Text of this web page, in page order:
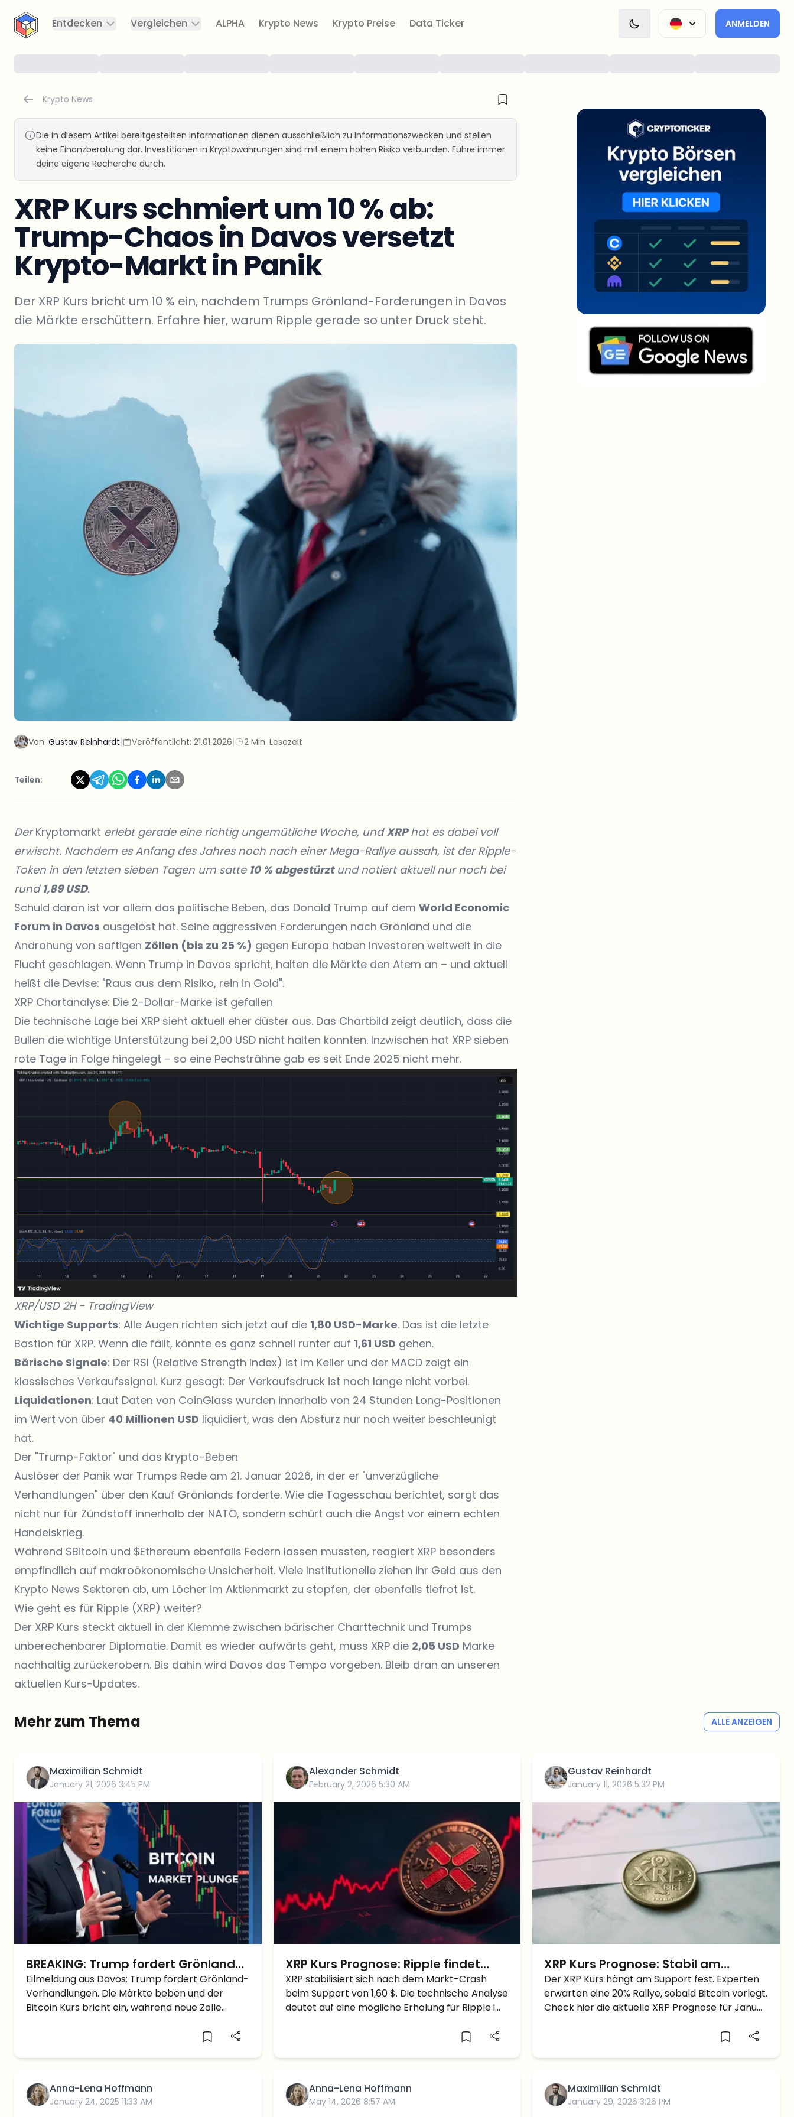
CryptoTicker
Entdecken
Vergleichen ALPHA Krypto News Krypto Preise Data Ticker ANMELDEN
Krypto News
Die in diesem Artikel bereitgestellten Informationen dienen ausschließlich zu Informationszwecken und stellen
keine Finanzberatung dar. Investitionen in Kryptowährungen sind mit einem hohen Risiko verbunden. Führe immer
deine eigene Recherche durch.
XRP Kurs schmiert um 10 % ab:
Trump-Chaos in Davos versetzt
Krypto-Markt in Panik
Der XRP Kurs bricht um 10 % ein, nachdem Trumps Grönland-Forderungen in Davos
die Märkte erschüttern. Erfahre hier, warum Ripple gerade so unter Druck steht.
Von: Gustav Reinhardt| Veröffentlicht: 21.01.2026| 2 Min. Lesezeit
Teilen:
DerKryptomarkt erlebt gerade eine richtig ungemütliche Woche, undXRPhat es dabei voll
erwischt. Nachdem es Anfang des Jahres noch nach einer Mega-Rallye aussah, ist der Ripple-
Token in den letzten sieben Tagen um satte 10 % abgestürztund notiert aktuell nur noch bei
rund 1,89 USD.
Schuld daran ist vor allem das politische Beben, das Donald Trump auf dem World Economic
Forum in Davos ausgelöst hat. Seine aggressiven Forderungen nach Grönland und die
Androhung von saftigen Zöllen (bis zu 25 %) gegen Europa haben Investoren weltweit in die
Flucht geschlagen. Wenn Trump in Davos spricht, halten die Märkte den Atem an – und aktuell
heißt die Devise: "Raus aus dem Risiko, rein in Gold".
XRP Chartanalyse: Die 2-Dollar-Marke ist gefallen
Die technische Lage bei XRP sieht aktuell eher düster aus. Das Chartbild zeigt deutlich, dass die
Bullen die wichtige Unterstützung bei 2,00 USD nicht halten konnten. Inzwischen hat XRP sieben
rote Tage in Folge hingelegt – so eine Pechsträhne gab es seit Ende 2025 nicht mehr.
XRP/USD 2H - TradingView
Wichtige Supports: Alle Augen richten sich jetzt auf die 1,80 USD-Marke. Das ist die letzte
Bastion für XRP. Wenn die fällt, könnte es ganz schnell runter auf 1,61 USD gehen.
Bärische Signale: Der RSI (Relative Strength Index) ist im Keller und der MACD zeigt ein
klassisches Verkaufssignal. Kurz gesagt: Der Verkaufsdruck ist noch lange nicht vorbei.
Liquidationen: Laut Daten von CoinGlass wurden innerhalb von 24 Stunden Long-Positionen
im Wert von über 40 Millionen USD liquidiert, was den Absturz nur noch weiter beschleunigt
hat.
Der "Trump-Faktor" und das Krypto-Beben
Auslöser der Panik war Trumps Rede am 21. Januar 2026, in der er "unverzügliche
Verhandlungen" über den Kauf Grönlands forderte. Wie die Tagesschau berichtet, sorgt das
nicht nur für Zündstoff innerhalb der NATO, sondern schürt auch die Angst vor einem echten
Handelskrieg.
Während $Bitcoin und $Ethereum ebenfalls Federn lassen mussten, reagiert XRP besonders
empfindlich auf makroökonomische Unsicherheit. Viele Institutionelle ziehen ihr Geld aus den
Krypto News Sektoren ab, um Löcher im Aktienmarkt zu stopfen, der ebenfalls tiefrot ist.
Wie geht es für Ripple (XRP) weiter?
Der XRP Kurs steckt aktuell in der Klemme zwischen bärischer Charttechnik und Trumps
unberechenbarer Diplomatie. Damit es wieder aufwärts geht, muss XRP die 2,05 USD Marke
nachhaltig zurückerobern. Bis dahin wird Davos das Tempo vorgeben. Bleib dran an unseren
aktuellen Kurs-Updates.
Mehr zum Thema ALLE ANZEIGEN
Maximilian Schmidt
January 21, 2026 3:45 PM
BREAKING: Trump fordert Grönland-
Verhandlungen in Davos – Bitcoin
und Aktien stürzen ab
Eilmeldung aus Davos: Trump fordert Grönland-
Verhandlungen. Die Märkte beben und der
Bitcoin Kurs bricht ein, während neue Zölle
Alexander Schmidt
February 2, 2026 5:30 AM
XRP Kurs Prognose: Ripple findet
starken Support beim Kurs von 1,60
$
XRP stabilisiert sich nach dem Markt-Crash
beim Support von 1,60 $. Die technische Analyse
deutet auf eine mögliche Erholung für Ripple im
Gustav Reinhardt
January 11, 2026 5:32 PM
XRP Kurs Prognose: Stabil am
Support – Kommt jetzt der 20%
Ausbruch?
Der XRP Kurs hängt am Support fest. Experten
erwarten eine 20% Rallye, sobald Bitcoin vorlegt.
Check hier die aktuelle XRP Prognose für Januar
Anna-Lena Hoffmann
January 24, 2025 11:33 AM
Anna-Lena Hoffmann
May 14, 2026 8:57 AM
Maximilian Schmidt
January 29, 2026 3:26 PM